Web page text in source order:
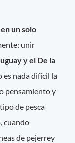
un solo
unir
y el De la
es nada difícil la
pensamiento y
de pesca
cuando
de pejerrey